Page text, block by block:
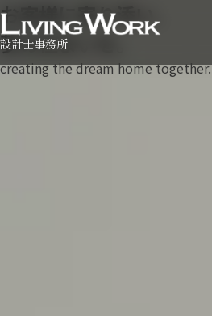
設計士事務所
お客様に寄り添い、
夢の住まいを。
creating the dream home together.